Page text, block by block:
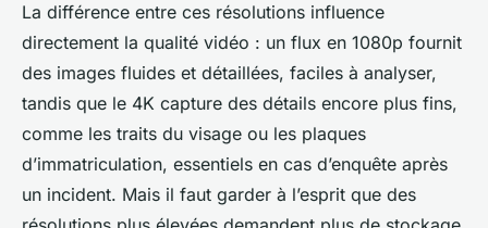
La différence entre ces résolutions influence
directement la qualité vidéo : un flux en 1080p fournit
des images fluides et détaillées, faciles à analyser,
tandis que le 4K capture des détails encore plus fins,
comme les traits du visage ou les plaques
d’immatriculation, essentiels en cas d’enquête après
un incident. Mais il faut garder à l’esprit que des